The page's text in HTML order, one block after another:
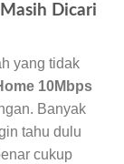
Dicari
yang tidak
10Mbps
Banyak
tahu dulu
cukup